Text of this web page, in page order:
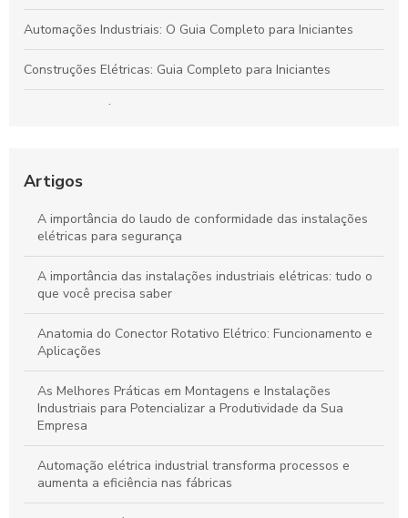
Automações Industriais: O Guia Completo para Iniciantes
Construções Elétricas: Guia Completo para Iniciantes
Conectores Elétricos: O Guia Completo para Escolher os
Artigos
A importância do laudo de conformidade das instalações
elétricas para segurança
A importância das instalações industriais elétricas: tudo o
que você precisa saber
Anatomia do Conector Rotativo Elétrico: Funcionamento e
Aplicações
As Melhores Práticas em Montagens e Instalações
Industriais para Potencializar a Produtividade da Sua
Empresa
Automação elétrica industrial transforma processos e
aumenta a eficiência nas fábricas